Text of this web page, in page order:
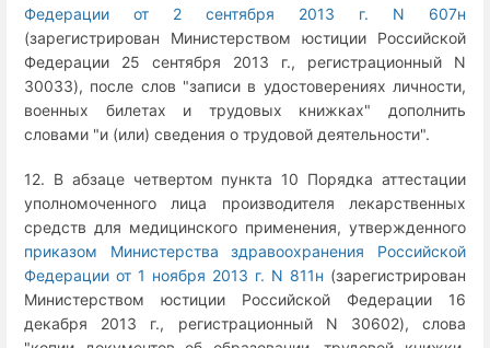
Федерации от 2 сентября 2013 г. N 607н
(зарегистрирован Министерством юстиции Российской
Федерации 25 сентября 2013 г., регистрационный N
30033), после слов "записи в удостоверениях личности,
военных билетах и трудовых книжках" дополнить
словами "и (или) сведения о трудовой деятельности".
12. В абзаце четвертом пункта 10 Порядка аттестации
уполномоченного лица производителя лекарственных
средств для медицинского применения, утвержденного
приказом Министерства здравоохранения Российской
Федерации от 1 ноября 2013 г. N 811н (зарегистрирован
Министерством юстиции Российской Федерации 16
декабря 2013 г., регистрационный N 30602), слова